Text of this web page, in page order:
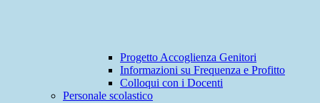
Progetto Accoglienza Genitori
Informazioni su Frequenza e Profitto
Colloqui con i Docenti
Personale scolastico